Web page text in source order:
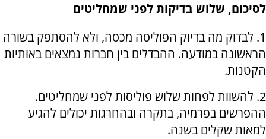
לסיכום, שלוש בדיקות לפני שמחליטים
1. לבדוק מה בדיוק הפוליסה מכסה, ולא להסתפק בשורה
הראשונה במודעה. ההבדלים בין חברות נמצאים באותיות
הקטנות.
2. להשוות לפחות שלוש פוליסות לפני שמחליטים.
ההפרשים בפרמיה, בתקרה ובהחרגות יכולים להגיע
למאות שקלים בשנה.